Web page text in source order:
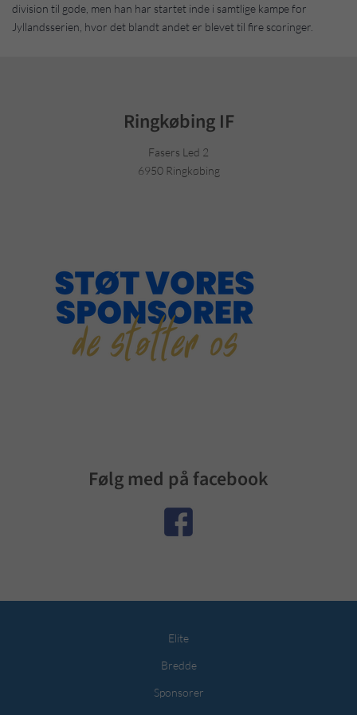
division til gode, men han har startet inde i samtlige kampe for
Jyllandsserien, hvor det blandt andet er blevet til fire scoringer.
Ringkøbing IF
Fasers Led 2
6950 Ringkøbing
Følg med på facebook
Elite
Bredde
Sponsorer